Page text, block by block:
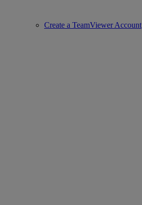
Create a TeamViewer Account